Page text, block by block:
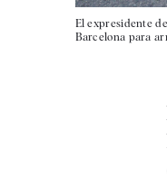
El expresidente
Barcelona para